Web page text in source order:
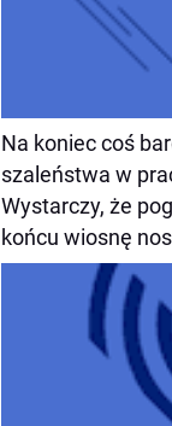
Na koniec coś
szaleństwa w
Wystarczy, że
końcu wiosnę